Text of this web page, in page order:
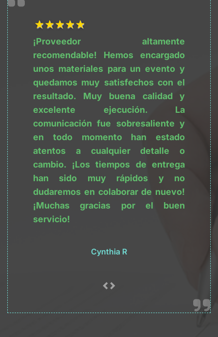
1Título
2Título
3Título
4Título
¡Proveedor altamente
recomendable! Hemos encargado
unos materiales para un evento y
quedamos muy satisfechos con el
resultado. Muy buena calidad y
excelente ejecución. La
comunicación fue sobresaliente y
en todo momento han estado
atentos a cualquier detalle o
cambio. ¡Los tiempos de entrega
han sido muy rápidos y no
dudaremos en colaborar de nuevo!
¡Muchas gracias por el buen
servicio!
Cynthia R